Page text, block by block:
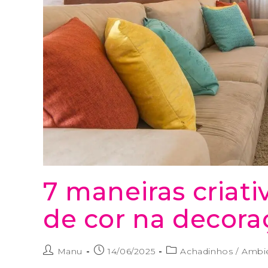
7 maneiras
de cor na
Manu 14/06/2025 Achadinhos /